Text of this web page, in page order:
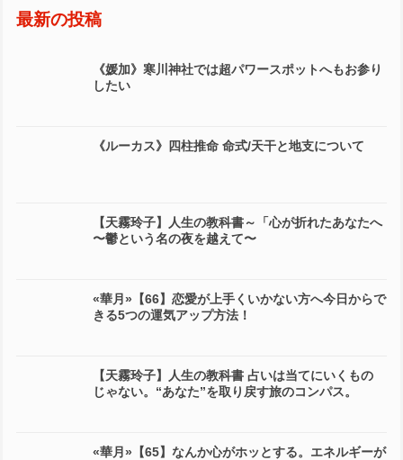
最新の投稿
《媛加》寒川神社では超パワースポットへもお参り
したい
《ルーカス》四柱推命 命式/天干と地支について
【天霧玲子】人生の教科書～「心が折れたあなたへ
〜鬱という名の夜を越えて〜
«華月»【66】恋愛が上手くいかない方へ今日からで
きる5つの運気アップ方法！
【天霧玲子】人生の教科書 占いは当てにいくもの
じゃない。“あなた”を取り戻す旅のコンパス。
«華月»【65】なんか心がホッとする。エネルギーが